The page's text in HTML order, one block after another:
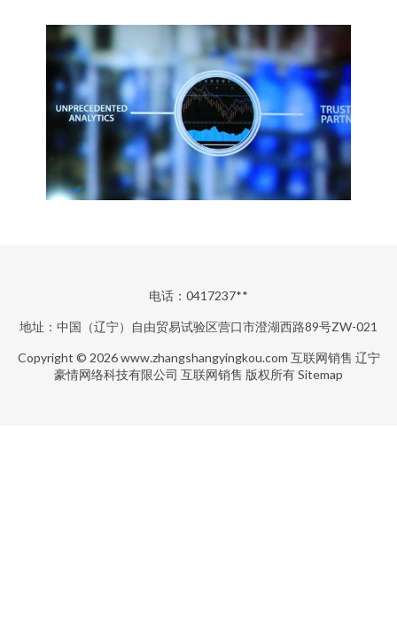
电话：0417237**
地址：中国（辽宁）自由贸易试验区营口市澄湖西路89号ZW-021
Copyright © 2026www.zhangshangyingkou.com 互联网销售 辽宁
豪情网络科技有限公司 互联网销售 版权所有Sitemap